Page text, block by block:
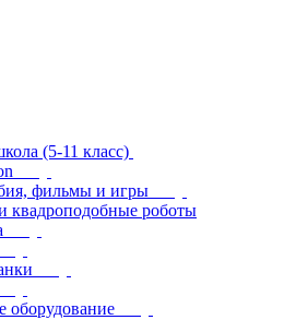
(5-11 класс)
фильмы и игры
квадроподобные роботы
оборудование